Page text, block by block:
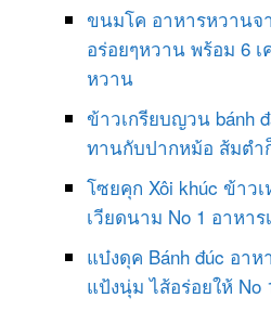
ขนมโค อาหารหวานจ
อร่อยๆหวาน พร้อม 6
หวาน
ข้าวเกรียบญวน bánh
ทานกับปากหม้อ ส้มตำ
โซยคุก Xôi khúc ข้าว
เวียดนาม No 1 อาหาร
แบ๋งดุค Bánh đúc อาห
แป้งนุ่ม ไส้อร่อยให้ No